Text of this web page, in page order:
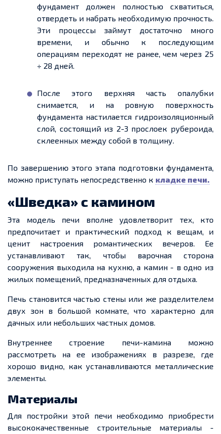
фундамент должен полностью схватиться,
отвердеть и набрать необходимую прочность.
Эти процессы займут достаточно много
времени, и обычно к последующим
операциям переходят не ранее, чем через 25
÷ 28 дней.
После этого верхняя часть опалубки
снимается, и на ровную поверхность
фундамента настилается гидроизоляционный
слой, состоящий из 2-3 прослоек рубероида,
склеенных между собой в толщину.
По завершению этого этапа подготовки фундамента,
можно приступать непосредственно к кладке печи.
«Шведка» с камином
Эта модель печи вполне удовлетворит тех, кто
предпочитает и практический подход к вещам, и
ценит настроения романтических вечеров. Ее
устанавливают так, чтобы варочная сторона
сооружения выходила на кухню, а камин - в одно из
жилых помещений, предназначенных для отдыха.
Печь становится частью стены или же разделителем
двух зон в большой комнате, что характерно для
дачных или небольших частных домов.
Внутреннее строение печи-камина можно
рассмотреть на ее изображениях в разрезе, где
хорошо видно, как устанавливаются металлические
элементы.
Материалы
Для постройки этой печи необходимо приобрести
высококачественные строительные материалы -